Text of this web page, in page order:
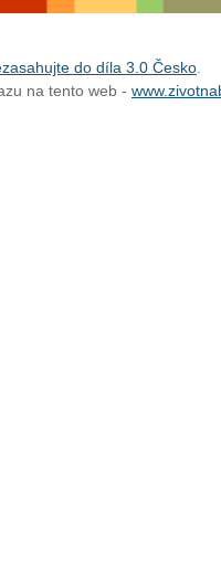
do díla 3.0 Česko
na tento web -